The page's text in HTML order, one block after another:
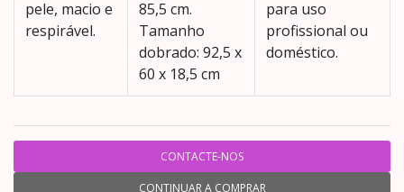
pele, macio e
respirável.
85,5 cm.
Tamanho
dobrado: 92,5 x
60 x 18,5 cm
para uso
profissional ou
doméstico.
CONTACTE-NOS
CONTINUAR A COMPRAR